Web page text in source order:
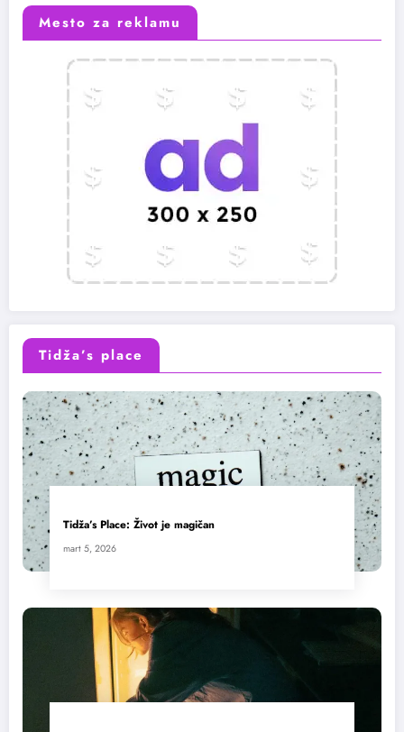
Mesto za reklamu
Tidža’s place
Tidža’s Place: Život je magičan
mart 5, 2026